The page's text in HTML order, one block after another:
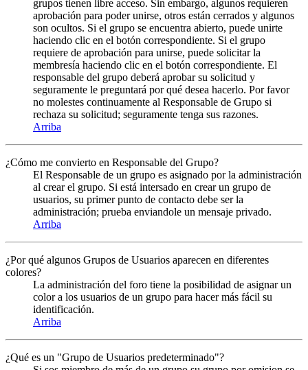
grupos tienen libre acceso. Sin embargo, algunos requieren
aprobación para poder unirse, otros están cerrados y algunos
son ocultos. Si el grupo se encuentra abierto, puede unirte
haciendo clic en el botón correspondiente. Si el grupo
requiere de aprobación para unirse, puede solicitar la
membresía haciendo clic en el botón correspondiente. El
responsable del grupo deberá aprobar su solicitud y
seguramente le preguntará por qué desea hacerlo. Por favor
no molestes continuamente al Responsable de Grupo si
rechaza su solicitud; seguramente tenga sus razones.
Arriba
¿Cómo me convierto en Responsable del Grupo?
El Responsable de un grupo es asignado por la administración
al crear el grupo. Si está intersado en crear un grupo de
usuarios, su primer punto de contacto debe ser la
administración; prueba enviandole un mensaje privado.
Arriba
¿Por qué algunos Grupos de Usuarios aparecen en diferentes
colores?
La administración del foro tiene la posibilidad de asignar un
color a los usuarios de un grupo para hacer más fácil su
identificación.
Arriba
¿Qué es un "Grupo de Usuarios predeterminado"?